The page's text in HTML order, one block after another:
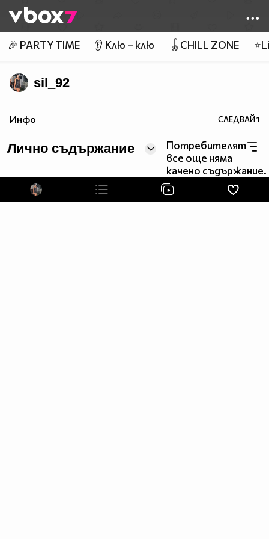
👾
🎉 PARTY TIME 👂 Клю – клю 🪀CHILL ZONE
sil_92
Инфо СЛЕДВАЙ1
Лично съдържание
Потребителят
все още няма
качено съдържание.